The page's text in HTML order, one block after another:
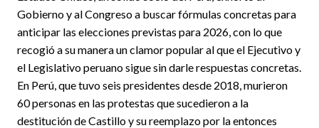
Gobierno y al Congreso a buscar fórmulas concretas para
anticipar las elecciones previstas para 2026, con lo que
recogió a su manera un clamor popular al que el Ejecutivo y
el Legislativo peruano sigue sin darle respuestas concretas.
En Perú, que tuvo seis presidentes desde 2018, murieron
60 personas en las protestas que sucedieron a la
destitución de Castillo y su reemplazo por la entonces